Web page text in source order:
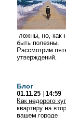
ложны, но, как
быть полезны.
Рассмотрим
утверждений.
Блог
01.11.25
14:59
Как недорого
квартиру на
вашем городе